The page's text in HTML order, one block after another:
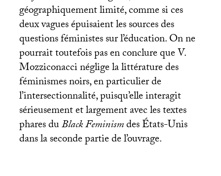
géographiquement limité, comme si ces
deux vagues épuisaient les sources des
questions féministes sur l’éducation. On ne
pourrait toutefois pas en conclure que V.
Mozziconacci néglige la littérature des
féminismes noirs, en particulier de
l’intersectionnalité, puisqu’elle interagit
sérieusement et largement avec les textes
phares duBlack Feminismdes États-Unis
dans la seconde partie de l’ouvrage.